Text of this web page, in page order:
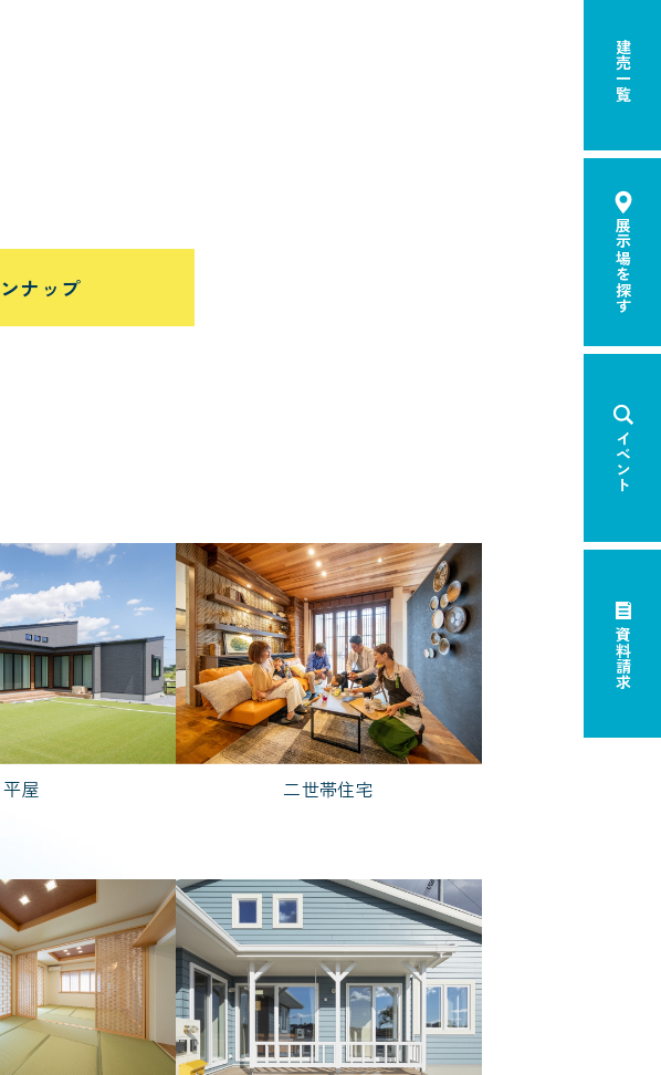
ナップ
平屋 二世帯住宅
4,000万円台 5,000万円台
建売一覧
展示場を探す
イベント
資料請求